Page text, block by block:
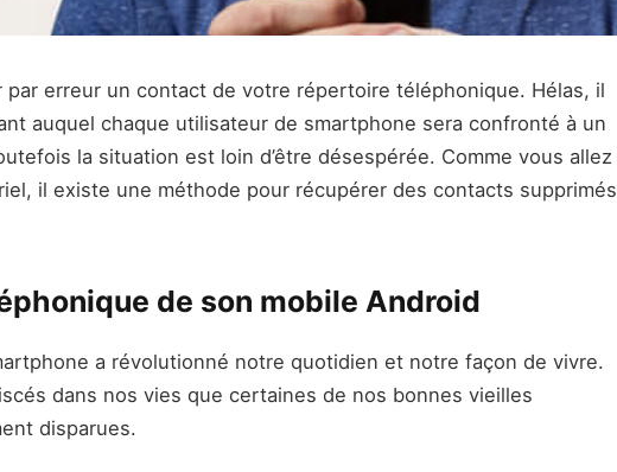
par erreur un contact de votre répertoire téléphonique. Hélas, il
auquel chaque utilisateur de smartphone sera confronté à un
la situation est loin d’être désespérée. Comme vous allez
il existe une méthode pour récupérer des contacts supprimés
de son mobile Android
a révolutionné notre quotidien et notre façon de vivre.
dans nos vies que certaines de nos bonnes vieilles
disparues.